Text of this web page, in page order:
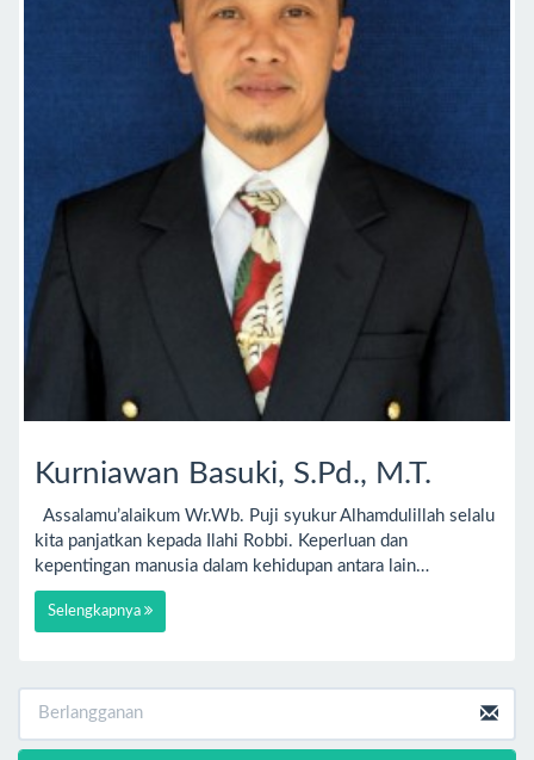
Kurniawan Basuki, S.Pd., M.T.
Assalamu’alaikum Wr.Wb. Puji syukur Alhamdulillah selalu
kita panjatkan kepada Ilahi Robbi. Keperluan dan
kepentingan manusia dalam kehidupan antara lain…
Selengkapnya